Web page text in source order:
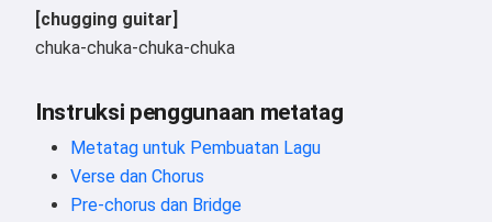
[chugging guitar]
chuka-chuka-chuka-chuka
Instruksi penggunaan metatag
Metatag untuk Pembuatan Lagu
Verse dan Chorus
Pre-chorus dan Bridge